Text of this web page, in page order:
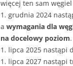
więcej ten sam
1. grudnia 2024
a wymagania dla
na docelowy poziom.
1. lipca 2025 nastąpi
1. lipca 2027 nastąpi